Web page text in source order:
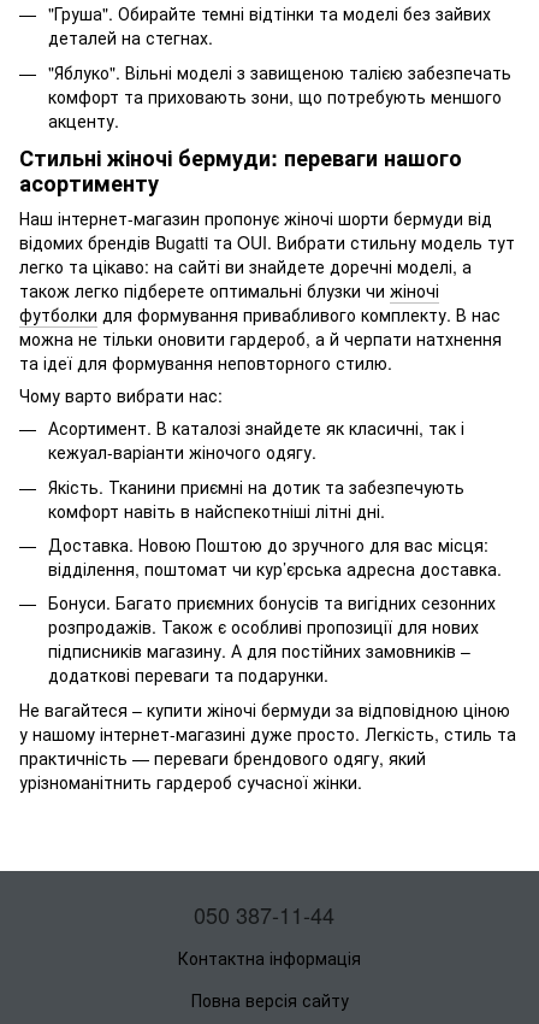
"Груша". Обирайте темні відтінки та моделі без зайвих
деталей на стегнах.
"Яблуко". Вільні моделі з завищеною талією забезпечать
комфорт та приховають зони, що потребують меншого
акценту.
Стильні жіночі бермуди: переваги нашого
асортименту
Наш інтернет-магазин пропонує жіночі шорти бермуди від
відомих брендів Bugatti та OUI. Вибрати стильну модель тут
легко та цікаво: на сайті ви знайдете доречні моделі, а
також легко підберете оптимальні блузки чи жіночі
футболки для формування привабливого комплекту. В нас
можна не тільки оновити гардероб, а й черпати натхнення
та ідеї для формування неповторного стилю.
Чому варто вибрати нас:
Асортимент. В каталозі знайдете як класичні, так і
кежуал-варіанти жіночого одягу.
Якість. Тканини приємні на дотик та забезпечують
комфорт навіть в найспекотніші літні дні.
Доставка. Новою Поштою до зручного для вас місця:
відділення, поштомат чи кур’єрська адресна доставка.
Бонуси. Багато приємних бонусів та вигідних сезонних
розпродажів. Також є особливі пропозиції для нових
підписників магазину. А для постійних замовників –
додаткові переваги та подарунки.
Не вагайтеся – купити жіночі бермуди за відповідною ціною
у нашому інтернет-магазині дуже просто. Легкість, стиль та
практичність — переваги брендового одягу, який
урізноманітнить гардероб сучасної жінки.
050 387-11-44
Контактна інформація
Повна версія сайту